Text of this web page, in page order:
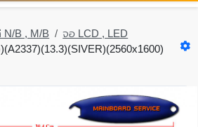
N/B , M/B
จอ LCD , LED